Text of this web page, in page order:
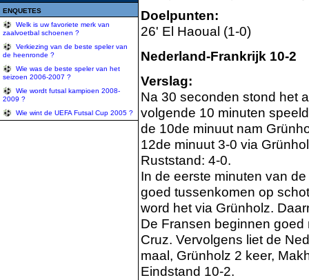
ENQUETES
Welk is uw favoriete merk van
zaalvoetbal schoenen ?
Verkiezing van de beste speler van
de heenronde ?
Wie was de beste speler van het
seizoen 2006-2007 ?
Wie wordt futsal kampioen 2008-
2009 ?
Wie wint de UEFA Futsal Cup 2005 ?
Doelpunten:
26' El Haoual (1-0)
Nederland-Frankrijk 10-2
Verslag:
Na 30 seconden stond het
volgende 10 minuten
de 10de minuut nam
12de minuut 3-0 via
Ruststand: 4-0.
In de eerste minuten van
goed tussenkomen op
word het via Grünholz.
De Fransen beginnen
Cruz. Vervolgens liet de
maal, Grünholz 2 keer,
Eindstand 10-2.